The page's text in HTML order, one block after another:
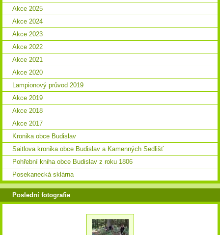
Akce 2025
Akce 2024
Akce 2023
Akce 2022
Akce 2021
Akce 2020
Lampionový průvod 2019
Akce 2019
Akce 2018
Akce 2017
Kronika obce Budislav
Saitlova kronika obce Budislav a Kamenných Sedlišť
Pohřební kniha obce Budislav z roku 1806
Posekanecká sklárna
Poslední fotografie